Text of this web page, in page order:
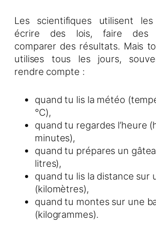
Les scientifiques utilisent
écrire des lois, faire des
comparer des résultats. Mais
utilises tous les jours,
rendre compte :
quand tu lis la météo
°C),
quand tu regardes l’heure
minutes),
quand tu prépares un
litres),
quand tu lis la distance sur
(kilomètres),
quand tu montes sur une
(kilogrammes).